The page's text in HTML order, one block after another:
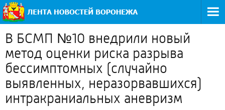
В БСМП №10 внедрили новый
метод оценки риска разрыва
бессимптомных (случайно
выявленных, неразорвавшихся)
интракраниальных аневризм